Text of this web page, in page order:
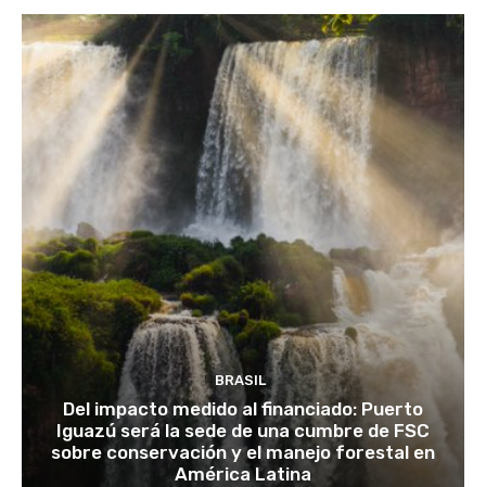
BRASIL
Del impacto medido al financiado: Puerto
Iguazú será la sede de una cumbre de FSC
sobre conservación y el manejo forestal en
América Latina